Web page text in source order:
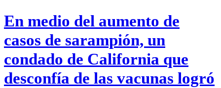
En medio del aumento de
casos de sarampión, un
condado de California que
desconfía de las vacunas logró